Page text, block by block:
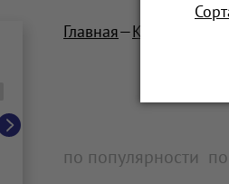
Главная Компьютеры
по популярности